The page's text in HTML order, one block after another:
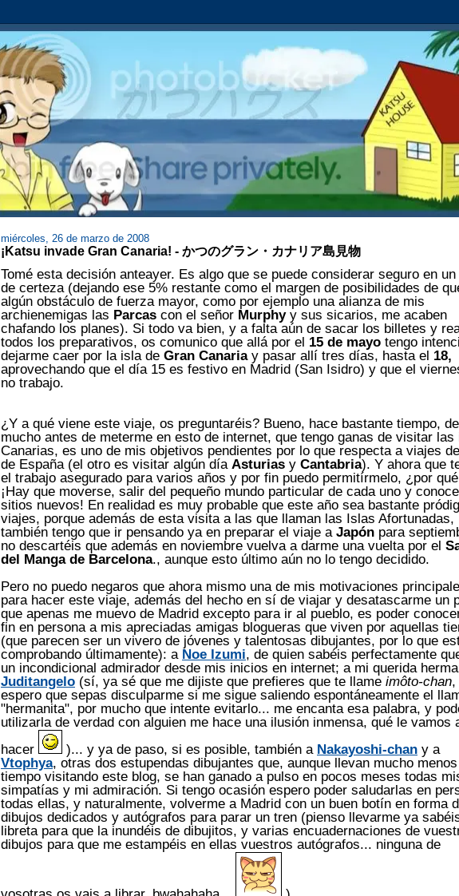
miércoles, 26 de marzo de 2008
¡Katsu invade Gran Canaria! - かつのグラン・カナリア島見物
Tomé esta decisión anteayer. Es algo que se puede considerar seguro en un
de certeza (dejando ese 5% restante como el margen de posibilidades de
algún obstáculo de fuerza mayor, como por ejemplo una alianza de mis
archienemigas las Parcas con el señor Murphyy sus sicarios, me acaben
chafando los planes). Si todo va bien, y a falta aún de sacar los billetes y
todos los preparativos, os comunico que allá por el 15 de mayo tengo
dejarme caer por la isla de Gran Canariay pasar allí tres días, hasta el 18,
aprovechando que el día 15 es festivo en Madrid (San Isidro) y que el
no trabajo.
¿Y a qué viene este viaje, os preguntaréis? Bueno, hace bastante tiempo,
mucho antes de meterme en esto de internet, que tengo ganas de visitar las
Canarias, es uno de mis objetivos pendientes por lo que respecta a viajes
de España (el otro es visitar algún día Asturias y Cantabria). Y ahora que
el trabajo asegurado para varios años y por fin puedo permitírmelo, ¿por
¡Hay que moverse, salir del pequeño mundo particular de cada uno y
sitios nuevos! En realidad es muy probable que este año sea bastante
viajes, porque además de esta visita a las que llaman las Islas Afortunadas,
también tengo que ir pensando ya en preparar el viaje a Japón para
no descartéis que además en noviembre vuelva a darme una vuelta por el
del Manga de Barcelona., aunque esto último aún no lo tengo decidido.
Pero no puedo negaros que ahora mismo una de mis motivaciones
para hacer este viaje, además del hecho en sí de viajar y desatascarme un
que apenas me muevo de Madrid excepto para ir al pueblo, es poder
fin en persona a mis apreciadas amigas blogueras que viven por aquellas
(que parecen ser un vivero de jóvenes y talentosas dibujantes, por lo que
comprobando últimamente): a Noe Izumi, de quien sabéis perfectamente
un incondicional admirador desde mis inicios en internet; a mi querida
Juditangelo (sí, ya sé que me dijiste que prefieres que te llame imôto-chan,
espero que sepas disculparme si me sigue saliendo espontáneamente el
"hermanita", por mucho que intente evitarlo... me encanta esa palabra, y
utilizarla de verdad con alguien me hace una ilusión inmensa, qué le vamos
hacer
)... y ya de paso, si es posible, también a Nakayoshi-chan y a
Vtophya, otras dos estupendas dibujantes que, aunque llevan mucho menos
tiempo visitando este blog, se han ganado a pulso en pocos meses todas
simpatías y mi admiración. Si tengo ocasión espero poder saludarlas en
todas ellas, y naturalmente, volverme a Madrid con un buen botín en forma
dibujos dedicados y autógrafos para parar un tren (pienso llevarme ya
libreta para que la inundéis de dibujitos, y varias encuadernaciones de
dibujos para que me estampéis en ellas vuestros autógrafos... ninguna de